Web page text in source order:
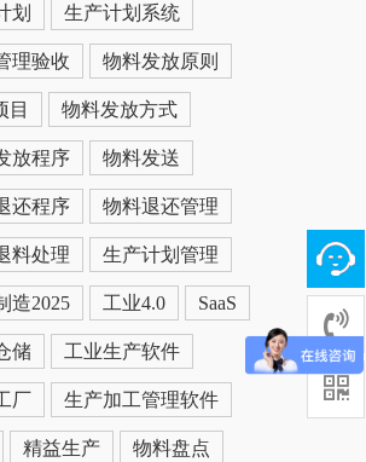
划 生产计划系统
理验收 物料发放原则
目 物料发放方式
放程序 物料发送
还程序 物料退还管理
料处理 生产计划管理
造2025 工业4.0 SaaS
储 工业生产软件
厂 生产加工管理软件
精益生产 物料盘点